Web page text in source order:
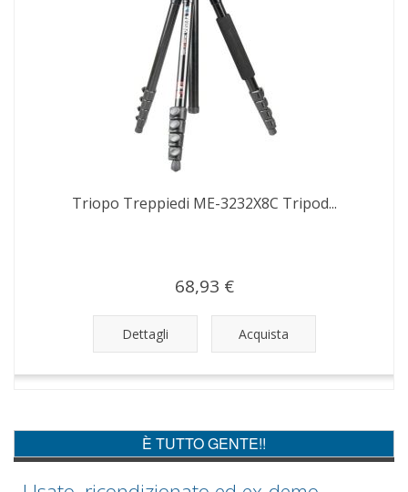
Triopo Treppiedi ME-3232X8C Tripod...
68,93 €
Dettagli Acquista
È TUTTO GENTE!!